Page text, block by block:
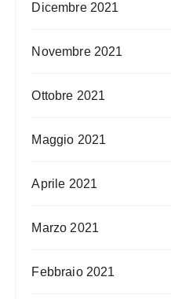
Dicembre 2021
Novembre 2021
Ottobre 2021
Maggio 2021
Aprile 2021
Marzo 2021
Febbraio 2021